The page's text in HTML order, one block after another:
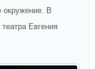
окружение. В
Евгения